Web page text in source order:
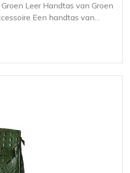
Leer Handtas van Groen
Een handtas van…